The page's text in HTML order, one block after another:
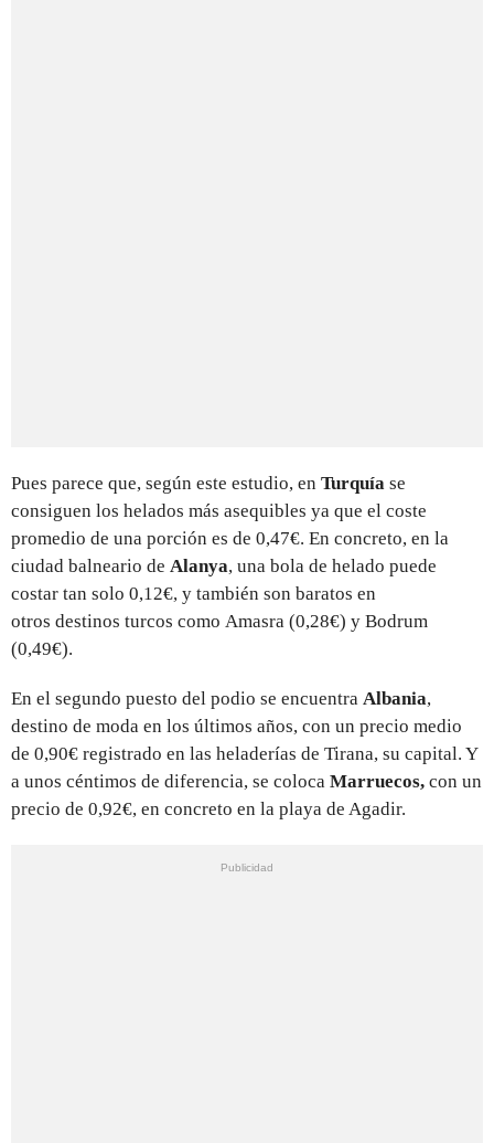
Pues parece que, según este estudio, en Turquía se
consiguen los helados más asequibles ya que el coste
promedio de una porción es de 0,47€. En concreto, en la
ciudad balneario de Alanya, una bola de helado puede
costar tan solo 0,12€, y también son baratos en
otros destinos turcos como Amasra (0,28€) y Bodrum
(0,49€).
En el segundo puesto del podio se encuentra Albania,
destino de moda en los últimos años, con un precio medio
de 0,90€ registrado en las heladerías de Tirana, su capital. Y
a unos céntimos de diferencia, se coloca Marruecos, con un
precio de 0,92€, en concreto en la playa de Agadir.